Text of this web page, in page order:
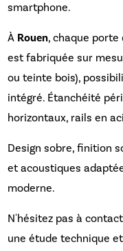
smartphone.
À Rouen, chaque
est fabriquée sur
ou teinte bois),
intégré. Étanchéité
horizontaux, rails en
Design sobre, finition
et acoustiques
moderne.
N'hésitez pas à
une étude technique